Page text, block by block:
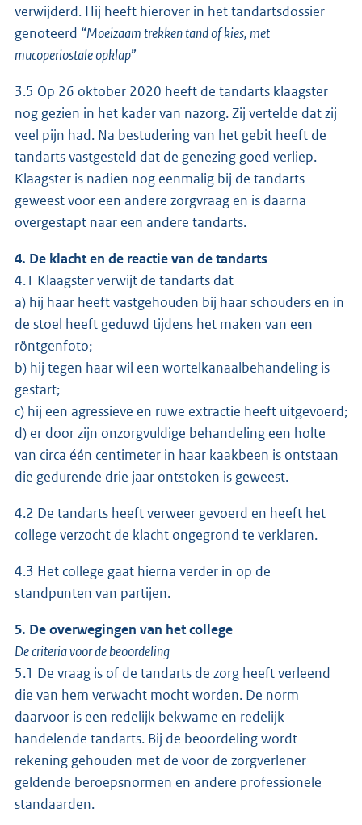
verwijderd. Hij heeft hierover in het tandartsdossier
genoteerd “Moeizaam trekken tand of kies, met
mucoperiostale opklap”
3.5 Op 26 oktober 2020 heeft de tandarts klaagster
nog gezien in het kader van nazorg. Zij vertelde dat zij
veel pijn had. Na bestudering van het gebit heeft de
tandarts vastgesteld dat de genezing goed verliep.
Klaagster is nadien nog eenmalig bij de tandarts
geweest voor een andere zorgvraag en is daarna
overgestapt naar een andere tandarts.
4. De klacht en de reactie van de tandarts
4.1 Klaagster verwijt de tandarts dat
a) hij haar heeft vastgehouden bij haar schouders en in
de stoel heeft geduwd tijdens het maken van een
röntgenfoto;
b) hij tegen haar wil een wortelkanaalbehandeling is
gestart;
c) hij een agressieve en ruwe extractie heeft uitgevoerd;
d) er door zijn onzorgvuldige behandeling een holte
van circa één centimeter in haar kaakbeen is ontstaan
die gedurende drie jaar ontstoken is geweest.
4.2 De tandarts heeft verweer gevoerd en heeft het
college verzocht de klacht ongegrond te verklaren.
4.3 Het college gaat hierna verder in op de
standpunten van partijen.
5. De overwegingen van het college
De criteria voor de beoordeling
5.1 De vraag is of de tandarts de zorg heeft verleend
die van hem verwacht mocht worden. De norm
daarvoor is een redelijk bekwame en redelijk
handelende tandarts. Bij de beoordeling wordt
rekening gehouden met de voor de zorgverlener
geldende beroepsnormen en andere professionele
standaarden.